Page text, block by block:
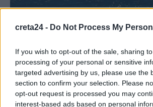
creta24 - Do Not Process My
If you wish to opt-out of the sale, sharing
processing of your personal or sensitive
targeted advertising by us, please use the
section to confirm your selection. Please
opt-out request is processed you may
interest-based ads based on personal